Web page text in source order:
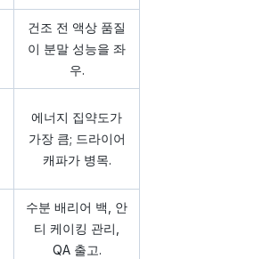
건조 전 액상 품질
이 분말 성능을 좌
우.
에너지 집약도가
가장 큼; 드라이어
캐파가 병목.
수분 배리어 백, 안
티 케이킹 관리,
QA 출고.